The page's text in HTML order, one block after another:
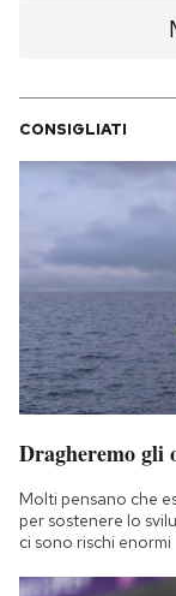
CONSIGLIATI
Dragheremo gli
Molti pensano che
per sostenere lo
ci sono rischi enormi